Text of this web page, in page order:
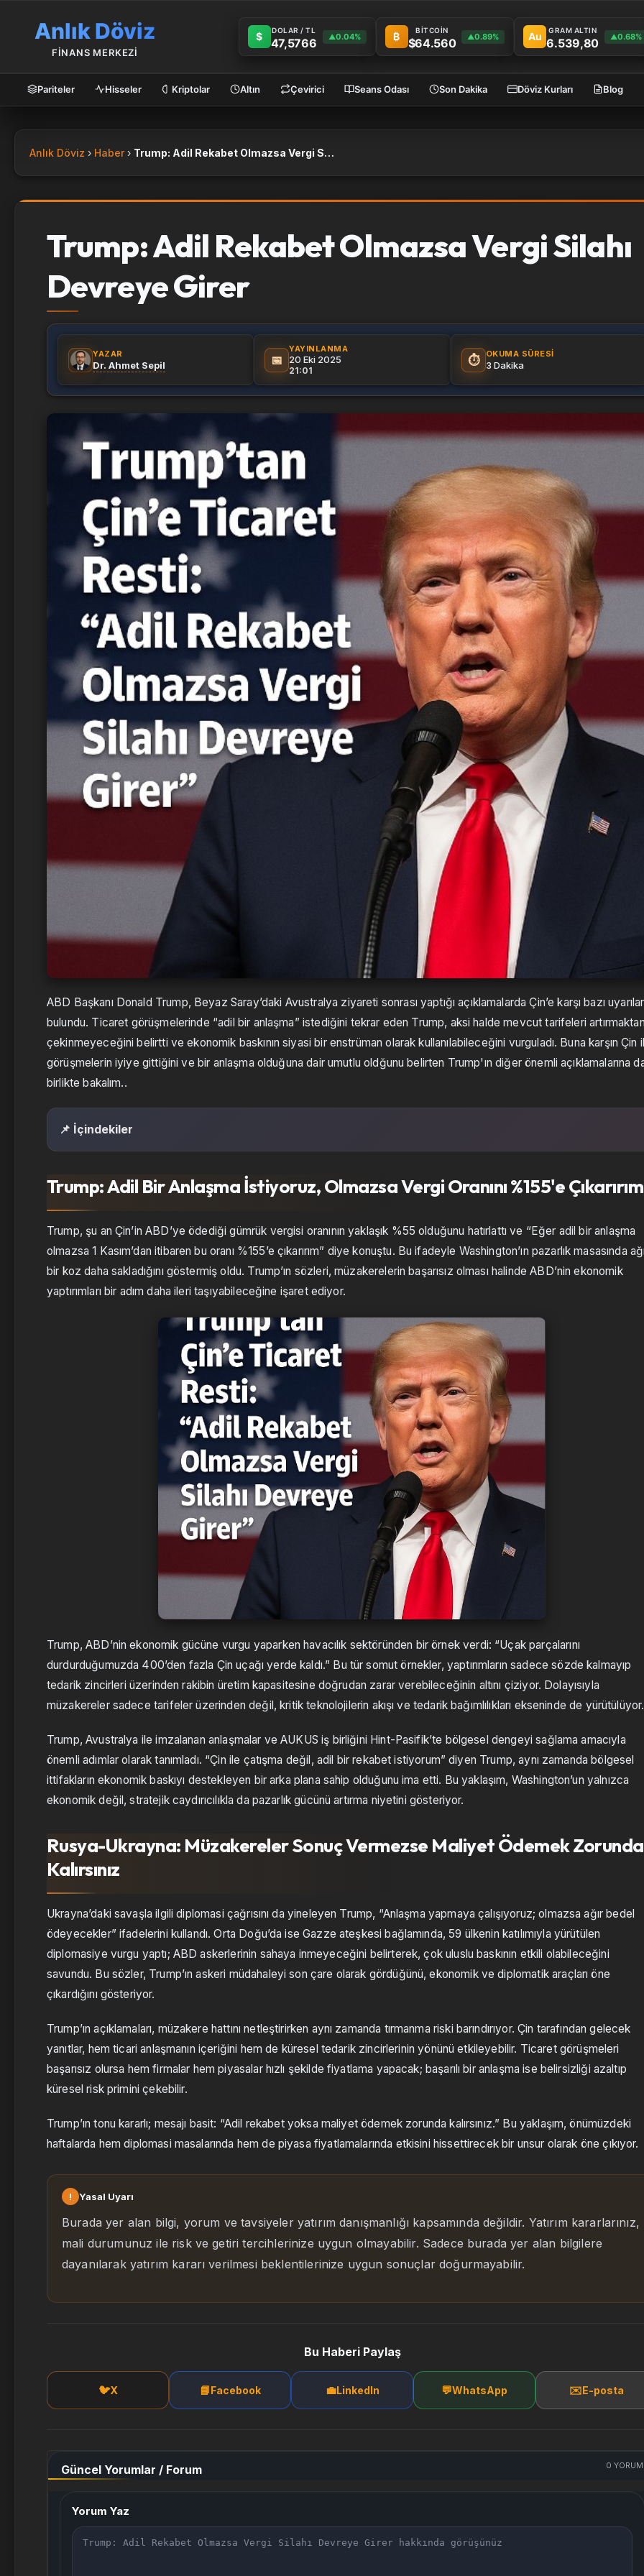
Anlık Döviz
FİNANS MERKEZİ
$ DOLAR / TL
47,5766 ▲0.04% ₿ BİTCOİN
$64.560 ▲0.89% Au GRAM ALTIN
6.539,80 ▲0.68%
Pariteler Hisseler Kriptolar Altın Çevirici Seans Odası Son Dakika Döviz Kurları Blog
Anlık Döviz Haber Trump: Adil Rekabet Olmazsa Vergi Silahı Devreye Girer
Trump: Adil Rekabet Olmazsa Vergi Silahı
Devreye Girer
YAZAR
Dr. Ahmet Sepil 📅
YAYINLANMA
20 Eki 2025
21:01
⏱️ OKUMA SÜRESI
3 Dakika
ABD Başkanı Donald Trump, Beyaz Saray’daki Avustralya ziyareti sonrası yaptığı açıklamalarda Çin’e karşı bazı
bulundu. Ticaret görüşmelerinde “adil bir anlaşma” istediğini tekrar eden Trump, aksi halde mevcut tarifeleri
çekinmeyeceğini belirtti ve ekonomik baskının siyasi bir enstrüman olarak kullanılabileceğini vurguladı. Buna karşın Çin
görüşmelerin iyiye gittiğini ve bir anlaşma olduğuna dair umutlu oldğunu belirten Trump'ın diğer önemli açıklamalarına
birlikte bakalım..
📌 İçindekiler
Trump: Adil Bir Anlaşma İstiyoruz, Olmazsa Vergi Oranını %155'e Çıkarırım
Trump, şu an Çin’in ABD’ye ödediği gümrük vergisi oranının yaklaşık %55 olduğunu hatırlattı ve “Eğer adil bir anlaşma
olmazsa 1 Kasım’dan itibaren bu oranı %155’e çıkarırım” diye konuştu. Bu ifadeyle Washington’ın pazarlık masasında
bir koz daha sakladığını göstermiş oldu. Trump’ın sözleri, müzakerelerin başarısız olması halinde ABD’nin ekonomik
yaptırımları bir adım daha ileri taşıyabileceğine işaret ediyor.
Trump, ABD’nin ekonomik gücüne vurgu yaparken havacılık sektöründen bir örnek verdi: “Uçak parçalarını
durdurduğumuzda 400’den fazla Çin uçağı yerde kaldı.” Bu tür somut örnekler, yaptırımların sadece sözde kalmayıp
tedarik zincirleri üzerinden rakibin üretim kapasitesine doğrudan zarar verebileceğinin altını çiziyor. Dolayısıyla
müzakereler sadece tarifeler üzerinden değil, kritik teknolojilerin akışı ve tedarik bağımlılıkları ekseninde de yürütülüyor.
Trump, Avustralya ile imzalanan anlaşmalar ve AUKUS iş birliğini Hint-Pasifik’te bölgesel dengeyi sağlama amacıyla
önemli adımlar olarak tanımladı. “Çin ile çatışma değil, adil bir rekabet istiyorum” diyen Trump, aynı zamanda bölgesel
ittifakların ekonomik baskıyı destekleyen bir arka plana sahip olduğunu ima etti. Bu yaklaşım, Washington’un yalnızca
ekonomik değil, stratejik caydırıcılıkla da pazarlık gücünü artırma niyetini gösteriyor.
Rusya-Ukrayna: Müzakereler Sonuç Vermezse Maliyet Ödemek Zorunda
Kalırsınız
Ukrayna’daki savaşla ilgili diplomasi çağrısını da yineleyen Trump, “Anlaşma yapmaya çalışıyoruz; olmazsa ağır bedel
ödeyecekler” ifadelerini kullandı. Orta Doğu’da ise Gazze ateşkesi bağlamında, 59 ülkenin katılımıyla yürütülen
diplomasiye vurgu yaptı; ABD askerlerinin sahaya inmeyeceğini belirterek, çok uluslu baskının etkili olabileceğini
savundu. Bu sözler, Trump’ın askeri müdahaleyi son çare olarak gördüğünü, ekonomik ve diplomatik araçları öne
çıkardığını gösteriyor.
Trump’ın açıklamaları, müzakere hattını netleştirirken aynı zamanda tırmanma riski barındırıyor. Çin tarafından gelecek
yanıtlar, hem ticari anlaşmanın içeriğini hem de küresel tedarik zincirlerinin yönünü etkileyebilir. Ticaret görüşmeleri
başarısız olursa hem firmalar hem piyasalar hızlı şekilde fiyatlama yapacak; başarılı bir anlaşma ise belirsizliği azaltıp
küresel risk primini çekebilir.
Trump’ın tonu kararlı; mesajı basit: “Adil rekabet yoksa maliyet ödemek zorunda kalırsınız.” Bu yaklaşım, önümüzdeki
haftalarda hem diplomasi masalarında hem de piyasa fiyatlamalarında etkisini hissettirecek bir unsur olarak öne çıkıyor.
! Yasal Uyarı
Burada yer alan bilgi, yorum ve tavsiyeler yatırım danışmanlığı kapsamında değildir. Yatırım kararlarınız,
mali durumunuz ile risk ve getiri tercihlerinize uygun olmayabilir. Sadece burada yer alan bilgilere
dayanılarak yatırım kararı verilmesi beklentilerinize uygun sonuçlar doğurmayabilir.
Bu Haberi Paylaş
🐦X 📘Facebook 💼LinkedIn 💬WhatsApp ✉️E-posta
Güncel Yorumlar / Forum 0 YORUM
Yorum Yaz